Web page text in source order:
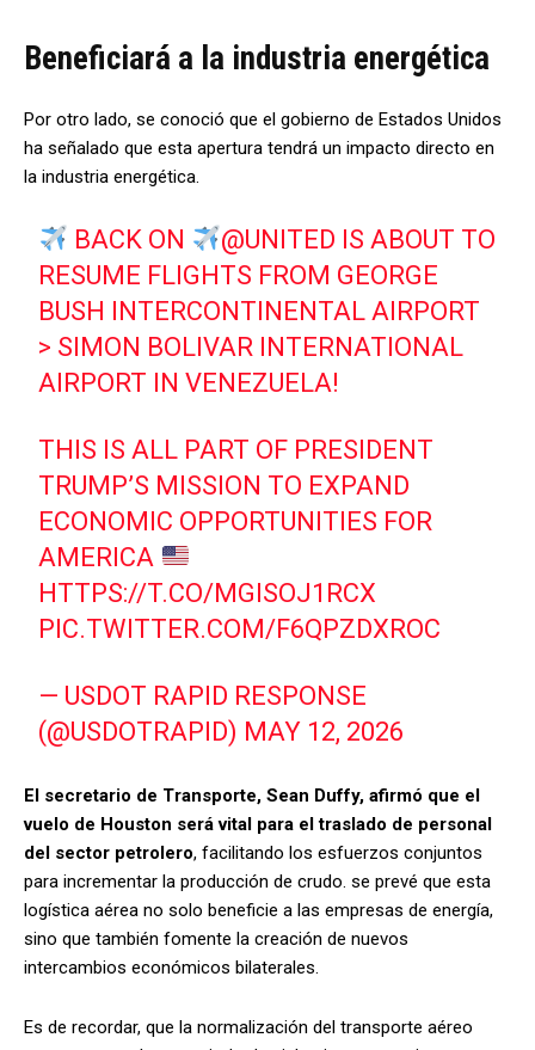
Beneficiará a la industria energética
Por otro lado, se conoció que el gobierno de Estados Unidos
ha señalado que esta apertura tendrá un impacto directo en
la industria energética.
BACK ON @UNITED IS ABOUT TO
RESUME FLIGHTS FROM GEORGE
BUSH INTERCONTINENTAL AIRPORT
> SIMON BOLIVAR INTERNATIONAL
AIRPORT IN VENEZUELA!
THIS IS ALL PART OF PRESIDENT
TRUMP’S MISSION TO EXPAND
ECONOMIC OPPORTUNITIES FOR
AMERICA
HTTPS://T.CO/MGISOJ1RCX
PIC.TWITTER.COM/F6QPZDXROC
— USDOT RAPID RESPONSE
(@USDOTRAPID) MAY 12, 2026
El secretario de Transporte, Sean Duffy, afirmó que el
vuelo de Houston será vital para el traslado de personal
del sector petrolero, facilitando los esfuerzos conjuntos
para incrementar la producción de crudo. se prevé que esta
logística aérea no solo beneficie a las empresas de energía,
sino que también fomente la creación de nuevos
intercambios económicos bilaterales.
Es de recordar, que la normalización del transporte aéreo